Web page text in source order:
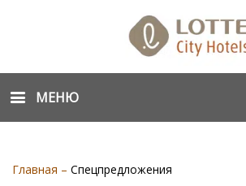
МЕНЮ
Главная – Спецпредложения